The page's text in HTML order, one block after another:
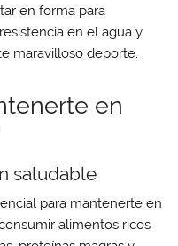
en forma para
en el agua y
maravilloso deporte.
en
saludable
para mantenerte en
alimentos ricos